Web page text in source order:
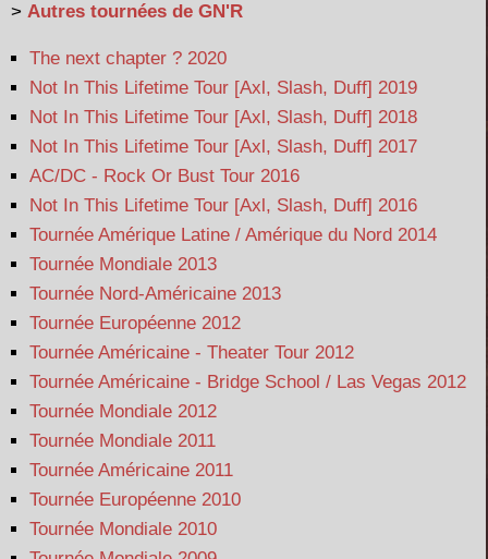
> Autres tournées de GN'R
The next chapter ? 2020
Not In This Lifetime Tour [Axl, Slash, Duff] 2019
Not In This Lifetime Tour [Axl, Slash, Duff] 2018
Not In This Lifetime Tour [Axl, Slash, Duff] 2017
AC/DC - Rock Or Bust Tour 2016
Not In This Lifetime Tour [Axl, Slash, Duff] 2016
Tournée Amérique Latine / Amérique du Nord 2014
Tournée Mondiale 2013
Tournée Nord-Américaine 2013
Tournée Européenne 2012
Tournée Américaine - Theater Tour 2012
Tournée Américaine - Bridge School / Las Vegas 2012
Tournée Mondiale 2012
Tournée Mondiale 2011
Tournée Américaine 2011
Tournée Européenne 2010
Tournée Mondiale 2010